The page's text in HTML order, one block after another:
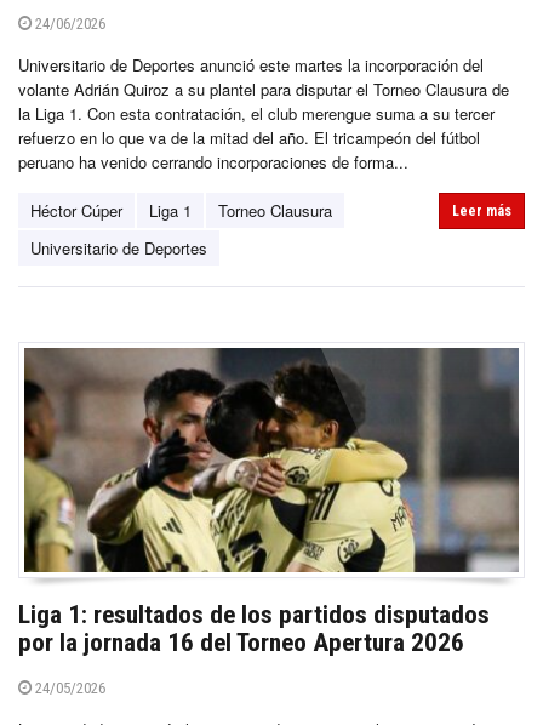
24/06/2026
Universitario de Deportes anunció este martes la incorporación del
volante Adrián Quiroz a su plantel para disputar el Torneo Clausura de
la Liga 1. Con esta contratación, el club merengue suma a su tercer
refuerzo en lo que va de la mitad del año. El tricampeón del fútbol
peruano ha venido cerrando incorporaciones de forma...
Héctor Cúper Liga 1
Torneo Clausura
Universitario de Deportes
Leer más
Liga 1: resultados de los partidos disputados
por la jornada 16 del Torneo Apertura 2026
24/05/2026